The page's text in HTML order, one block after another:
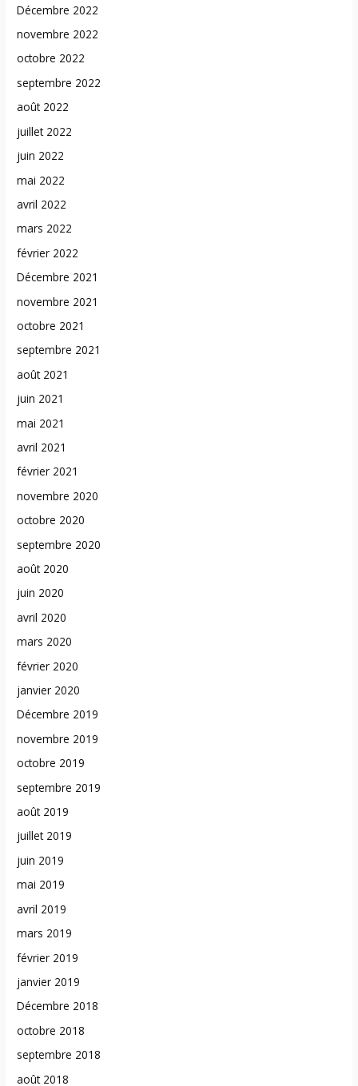
Décembre 2022
novembre 2022
octobre 2022
septembre 2022
août 2022
juillet 2022
juin 2022
mai 2022
avril 2022
mars 2022
février 2022
Décembre 2021
novembre 2021
octobre 2021
septembre 2021
août 2021
juin 2021
mai 2021
avril 2021
février 2021
novembre 2020
octobre 2020
septembre 2020
août 2020
juin 2020
avril 2020
mars 2020
février 2020
janvier 2020
Décembre 2019
novembre 2019
octobre 2019
septembre 2019
août 2019
juillet 2019
juin 2019
mai 2019
avril 2019
mars 2019
février 2019
janvier 2019
Décembre 2018
octobre 2018
septembre 2018
août 2018